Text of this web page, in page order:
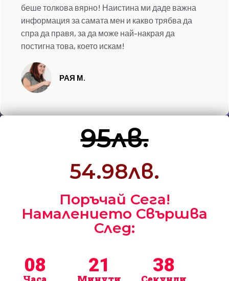
беше толкова вярно! Наистина ми даде важна
информация за самата мен и какво трябва да
спра да правя, за да може най-накрая да
постигна това, което искам!
РАЯ М.
95лв.
54.98лв.
Поръчай Сега!
Намалението Свършва
След:
08 21 38